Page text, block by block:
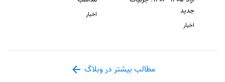
جدید
اخبار
اخبار
مطالب بیشتر در وبلاگ